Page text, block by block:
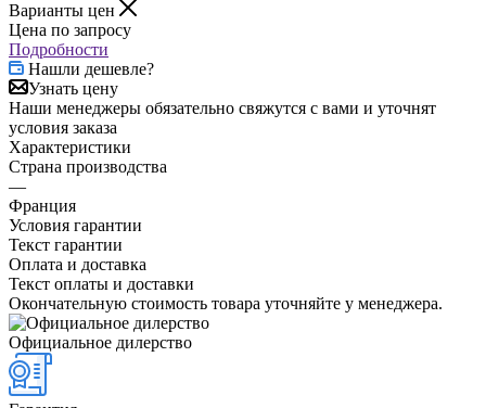
Варианты цен
Цена по запросу
Подробности
Нашли дешевле?
Узнать цену
Наши менеджеры обязательно свяжутся с вами и уточнят
условия заказа
Характеристики
Страна производства
—
Франция
Условия гарантии
Текст гарантии
Оплата и доставка
Текст оплаты и доставки
Окончательную стоимость товара уточняйте у менеджера.
Официальное дилерство